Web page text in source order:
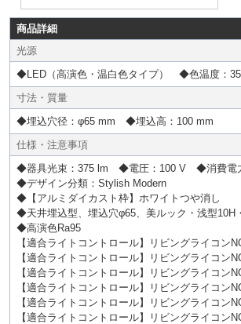
商品詳細
光源
◆LED（高演色・温白色タイプ） ◆色温度：
寸法・質量
◆埋込穴径：φ65 mm ◆埋込高：100 mm
仕様・注意事項
◆器具光束：375 lm ◆電圧：100 V ◆消費電
◆デザイン分類：Stylish Modern
◆【アルミダイカスト枠】ホワイトつや消し
◆天井埋込型、埋込穴φ65、美ルック・浅型10H
◆高演色Ra95
【適合ライトコントロール】リビングライコン
【適合ライトコントロール】リビングライコン
【適合ライトコントロール】リビングライコン
【適合ライトコントロール】リビングライコン
【適合ライトコントロール】リビングライコン
【適合ライトコントロール】リビングライコン